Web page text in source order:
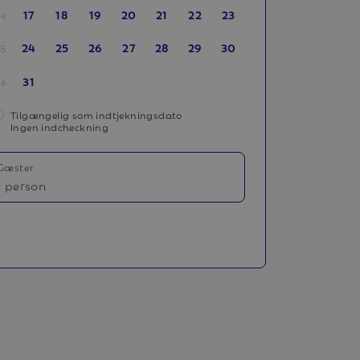
17 18 19 20 21 22 23
24 25 26 27 28 29 30
31
Tilgængelig som indtjekningsdato
Ingen indcheckning
person